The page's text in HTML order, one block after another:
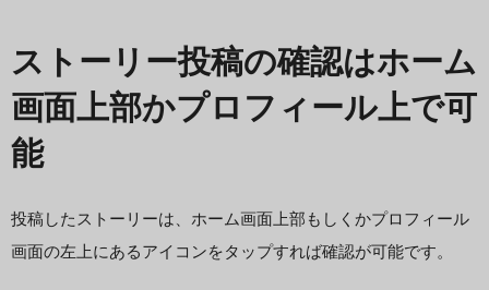
ストーリー投稿の確認はホーム
画面上部かプロフィール上で可
能
投稿したストーリーは、ホーム画面上部もしくかプロフィール
画面の左上にあるアイコンをタップすれば確認が可能です。